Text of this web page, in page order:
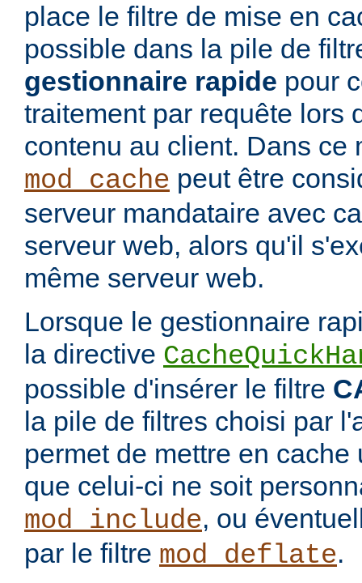
place le filtre de mise en
possible dans la pile de
gestionnaire rapide pour
traitement par requête lors
contenu au client. Dans ce
mod_cache peut être
serveur mandataire avec
serveur web, alors qu'il
même serveur web.
Lorsque le gestionnaire
la directive
possible d'insérer le filtre
la pile de filtres choisi par
permet de mettre en cache
que celui-ci ne soit
mod_include, ou
par le filtre mod_deflate.